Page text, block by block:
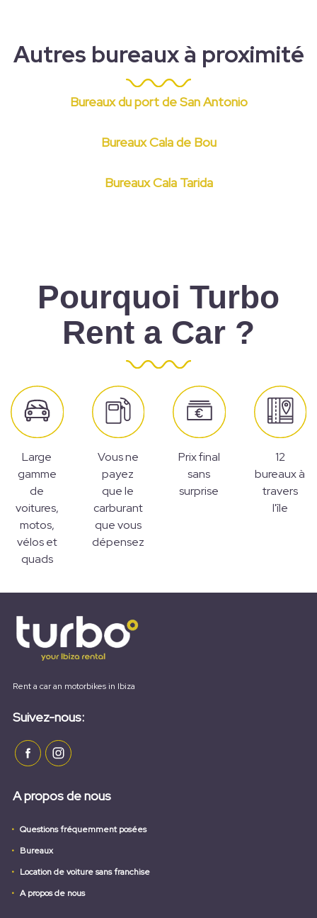
Autres bureaux à proximité
Bureaux du port de San Antonio
Bureaux Cala de Bou
Bureaux Cala Tarida
Pourquoi Turbo
Rent a Car ?
Large
gamme
de
voitures,
motos,
vélos et
quads
Vous ne
payez
que le
carburant
que vous
dépensez
Prix final
sans
surprise
12
bureaux à
travers
l'île
Rent a car an motorbikes in Ibiza
Suivez-nous:
A propos de nous
Questions fréquemment posées
Bureaux
Location de voiture sans franchise
A propos de nous